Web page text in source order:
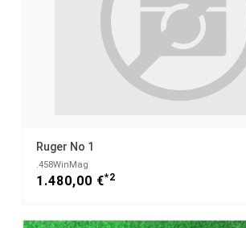
Ruger No 1
.458WinMag
1.480,00 €*2